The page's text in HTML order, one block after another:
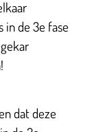
in de 3e fase
dat deze